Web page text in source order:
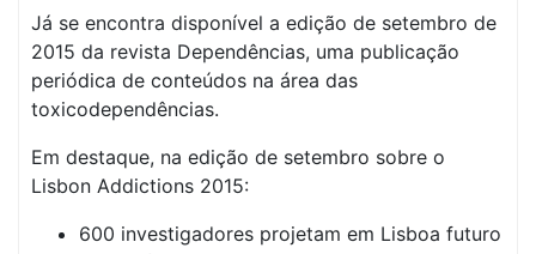
Já se encontra disponível a edição de setembro de
2015 da revista Dependências, uma publicação
periódica de conteúdos na área das
toxicodependências.
Em destaque, na edição de setembro sobre o
Lisbon Addictions 2015:
600 investigadores projetam em Lisboa futuro